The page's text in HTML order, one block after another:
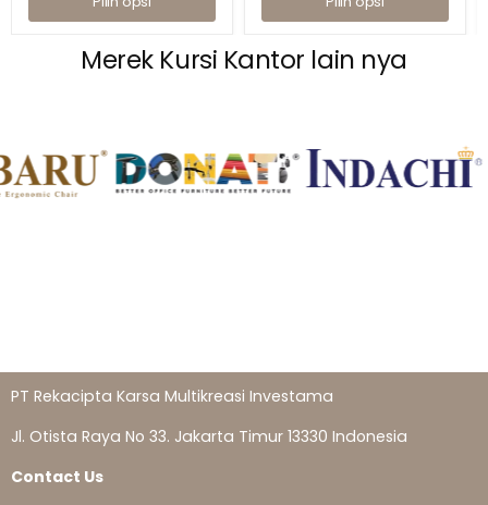
Merek Kursi Kantor lain nya
PT Rekacipta Karsa Multikreasi Investama
Jl. Otista Raya No 33. Jakarta Timur 13330 Indonesia
Contact Us